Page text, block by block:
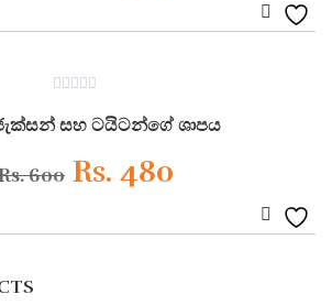
was:
Rs. 580.Rs. 493.
out
ofසහ ටයිටන්ගේ ශාපය
600 Original
price
Rs. 480
price